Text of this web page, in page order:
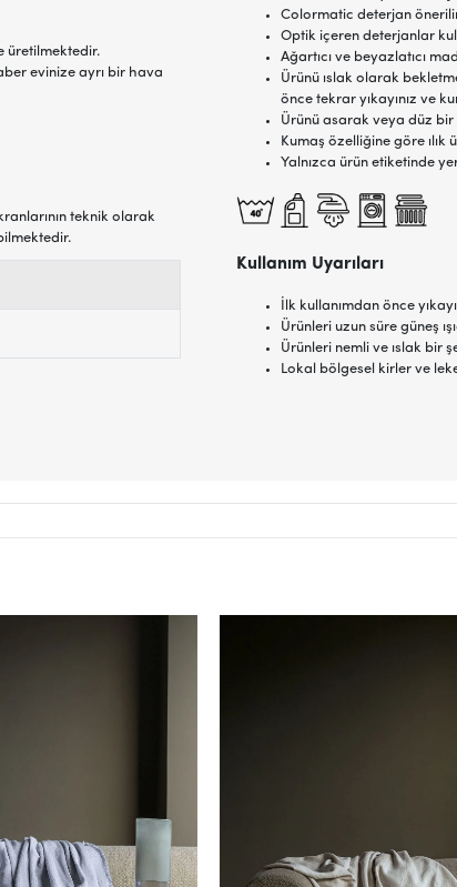
üretilmektedir.
evinize ayrı bir hava
teknik olarak
Colormatic deterjan
Optik içeren deterjanlar
Ağartıcı ve beyazlatıcı
Ürünü ıslak olarak
önce tekrar yıkayınız ve
Ürünü asarak veya düz
Kumaş özelliğine göre ılık
Yalnızca ürün etiketinde
Kullanım Uyarıları
İlk kullanımdan önce
Ürünleri uzun süre güneş
Ürünleri nemli ve ıslak bir
Lokal bölgesel kirler ve